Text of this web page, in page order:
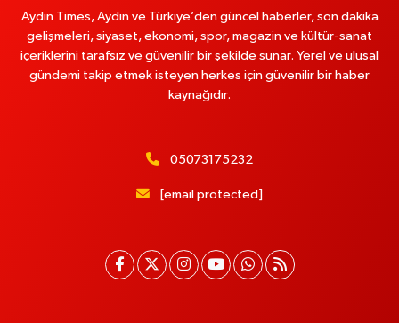
Aydın Times, Aydın ve Türkiye’den güncel haberler, son dakika
gelişmeleri, siyaset, ekonomi, spor, magazin ve kültür-sanat
içeriklerini tarafsız ve güvenilir bir şekilde sunar. Yerel ve ulusal
gündemi takip etmek isteyen herkes için güvenilir bir haber
kaynağıdır.
05073175232
[email protected]